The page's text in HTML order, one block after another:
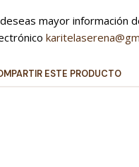
deseas mayor información
ESTE PRODUCTO